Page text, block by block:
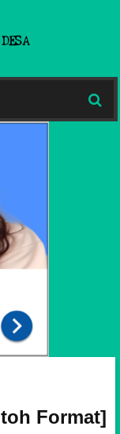
Format]